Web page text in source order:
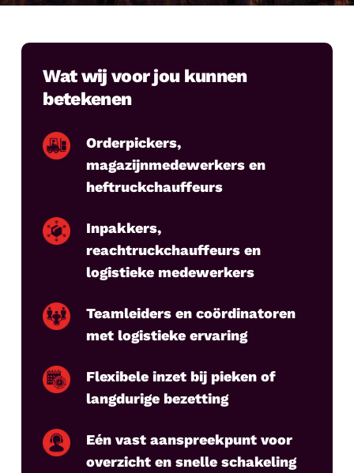
Wat wij voor jou kunnen
betekenen
Orderpickers,
magazijnmedewerkers en
heftruckchauffeurs
Inpakkers,
reachtruckchauffeurs en
logistieke medewerkers
Teamleiders en coördinatoren
met logistieke ervaring
Flexibele inzet bij pieken of
langdurige bezetting
Eén vast aanspreekpunt voor
overzicht en snelle schakeling